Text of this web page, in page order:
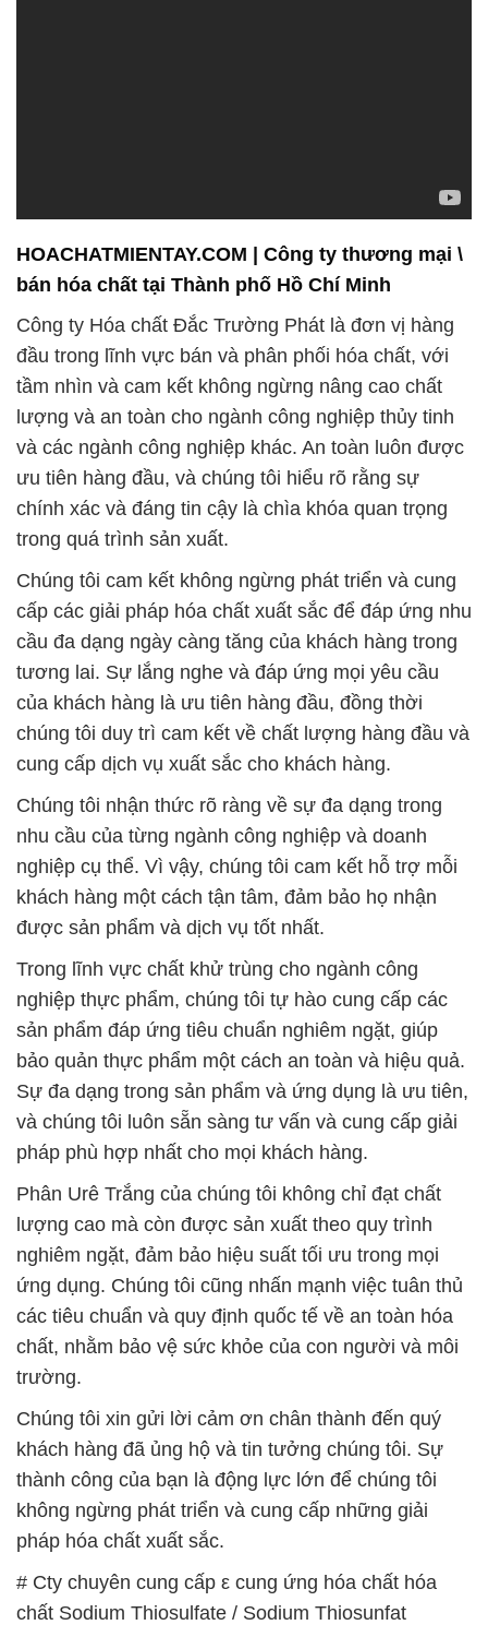
HOACHATMIENTAY.COM | Công ty thương mại \
bán hóa chất tại Thành phố Hồ Chí Minh
Công ty Hóa chất Đắc Trường Phát là đơn vị hàng
đầu trong lĩnh vực bán và phân phối hóa chất, với
tầm nhìn và cam kết không ngừng nâng cao chất
lượng và an toàn cho ngành công nghiệp thủy tinh
và các ngành công nghiệp khác. An toàn luôn được
ưu tiên hàng đầu, và chúng tôi hiểu rõ rằng sự
chính xác và đáng tin cậy là chìa khóa quan trọng
trong quá trình sản xuất.
Chúng tôi cam kết không ngừng phát triển và cung
cấp các giải pháp hóa chất xuất sắc để đáp ứng nhu
cầu đa dạng ngày càng tăng của khách hàng trong
tương lai. Sự lắng nghe và đáp ứng mọi yêu cầu
của khách hàng là ưu tiên hàng đầu, đồng thời
chúng tôi duy trì cam kết về chất lượng hàng đầu và
cung cấp dịch vụ xuất sắc cho khách hàng.
Chúng tôi nhận thức rõ ràng về sự đa dạng trong
nhu cầu của từng ngành công nghiệp và doanh
nghiệp cụ thể. Vì vậy, chúng tôi cam kết hỗ trợ mỗi
khách hàng một cách tận tâm, đảm bảo họ nhận
được sản phẩm và dịch vụ tốt nhất.
Trong lĩnh vực chất khử trùng cho ngành công
nghiệp thực phẩm, chúng tôi tự hào cung cấp các
sản phẩm đáp ứng tiêu chuẩn nghiêm ngặt, giúp
bảo quản thực phẩm một cách an toàn và hiệu quả.
Sự đa dạng trong sản phẩm và ứng dụng là ưu tiên,
và chúng tôi luôn sẵn sàng tư vấn và cung cấp giải
pháp phù hợp nhất cho mọi khách hàng.
Phân Urê Trắng của chúng tôi không chỉ đạt chất
lượng cao mà còn được sản xuất theo quy trình
nghiêm ngặt, đảm bảo hiệu suất tối ưu trong mọi
ứng dụng. Chúng tôi cũng nhấn mạnh việc tuân thủ
các tiêu chuẩn và quy định quốc tế về an toàn hóa
chất, nhằm bảo vệ sức khỏe của con người và môi
trường.
Chúng tôi xin gửi lời cảm ơn chân thành đến quý
khách hàng đã ủng hộ và tin tưởng chúng tôi. Sự
thành công của bạn là động lực lớn để chúng tôi
không ngừng phát triển và cung cấp những giải
pháp hóa chất xuất sắc.
# Cty chuyên cung cấp ε cung ứng hóa chất hóa
chất Sodium Thiosulfate / Sodium Thiosunfat